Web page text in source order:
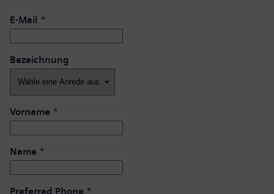
E-Mail *
Bezeichnung
Vorname *
Name *
Preferred Phone *